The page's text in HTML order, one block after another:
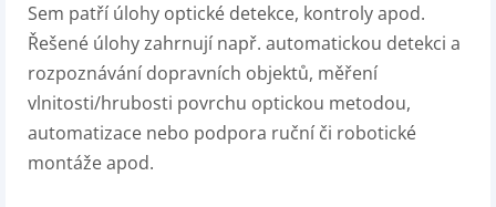
Sem patří úlohy optické detekce, kontroly apod.
Řešené úlohy zahrnují např. automatickou detekci a
rozpoznávání dopravních objektů, měření
vlnitosti/hrubosti povrchu optickou metodou,
automatizace nebo podpora ruční či robotické
montáže apod.